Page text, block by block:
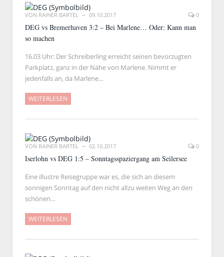
VON RAINER BARTEL 09.10.2017 0
DEG vs Bremerhaven 3:2 – Bei Marlene… Oder: Kann man
so machen
16.03 Uhr: Der Schreiberling erreicht seinen bevorzugten
Parkplatz, ganz in der Nähe von Marlene. Nimmt er
jedenfalls an, da Marlene…
WEITERLESEN
VON RAINER BARTEL 02.10.2017 0
Iserlohn vs DEG 1:5 – Sonntagsspaziergang am Seilersee
Eine illustre Reisegruppe war es, die sich an diesem
sonnigen Sonntag auf den nicht allzu weiten Weg an den
schönen…
WEITERLESEN